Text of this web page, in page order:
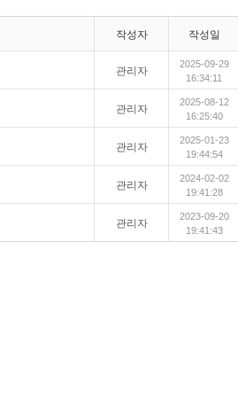
작성자 작성일
관리자
2025-09-29
16:34:11
관리자
2025-08-12
16:25:40
관리자
2025-01-23
19:44:54
관리자
2024-02-02
19:41:28
관리자
2023-09-20
19:41:43